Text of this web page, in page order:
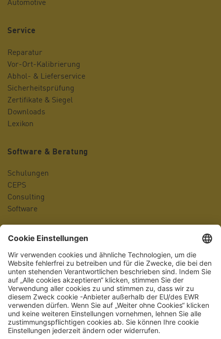
Automotive
Service
Reparatur
Vor-Ort-Kalibrierung
Abhol- & Lieferservice
Sicherheitsprüfung
Zertifikate & Siegel
Downloads
Lexikon
Software & Beratung
Schulungen
CEPS
Consulting
Software
Unternehmen
Ansprechpartner
Standorte
Geschäftsleitung
Firmengeschichte
Karriereportal
Auszeichnungen
Qualitätsmanagement